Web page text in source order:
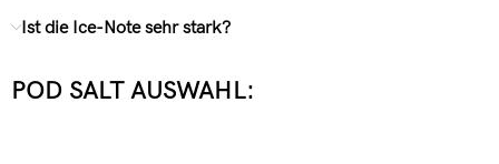
Ist die Ice-Note sehr stark?
POD SALT AUSWAHL: